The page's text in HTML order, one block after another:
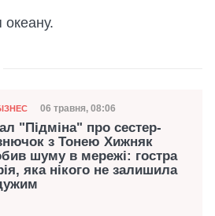
океану.
Дата публікації
06 травня, 08:06
"Підміна" про сестер-
з Тонею Хижняк
шуму в мережі: гостра
яка нікого не залишила